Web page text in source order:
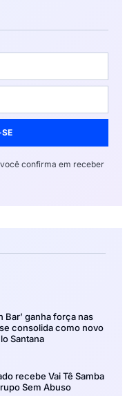
confirma em receber
Bar’ ganha força nas
consolida como novo
Santana
recebe Vai Tê Samba
Sem Abuso